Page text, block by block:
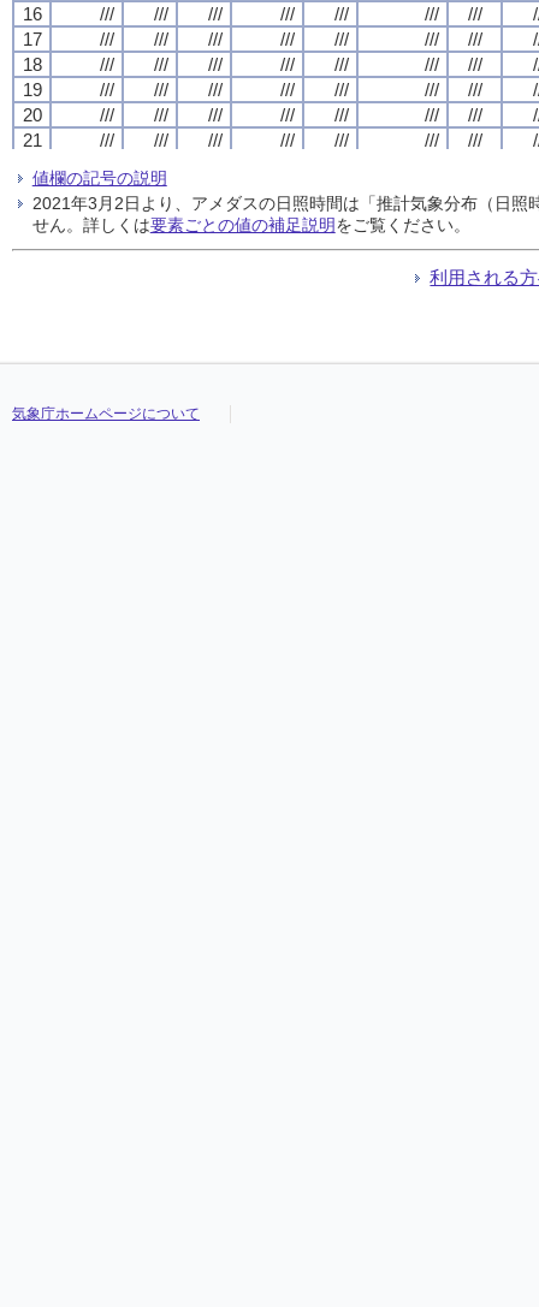
16
/// /// /// /// /// /// ///
17
/// /// /// /// /// /// ///
18
/// /// /// /// /// /// ///
19
/// /// /// /// /// /// ///
20
/// /// /// /// /// /// ///
21
/// /// /// /// /// /// ///
23
/// /// ///
24
/// /// /// /// /// /// ///
16
/// /// /// /// /// /// ///
17
/// /// /// /// /// /// ///
18
/// /// /// /// /// /// ///
19
/// /// /// /// /// /// ///
20
/// /// /// /// /// /// ///
21
/// /// /// /// /// /// ///
23
/// /// ///
24
/// /// /// /// /// /// ///
16
/// /// /// /// /// /// ///
17
/// /// /// /// /// /// ///
18
/// /// /// /// /// /// ///
19
/// /// /// /// /// /// ///
20
/// /// /// /// /// /// ///
21
/// /// /// /// /// /// ///
23
/// /// ///
24
/// /// /// /// /// /// ///
16
/// /// /// /// /// /// ///
17
/// /// /// /// /// /// ///
18
/// /// /// /// /// /// ///
19
/// /// /// /// /// /// ///
20
/// /// /// /// /// /// ///
21
/// /// /// /// /// /// ///
23
/// /// ///
24
/// /// /// /// /// /// ///
値欄の記号の説明
2021年3月2日より、アメダスの日照時間は「推計気象分布（日
せん。詳しくは要素ごとの値の補足説明をご覧ください。
利用される
気象庁ホームページについて